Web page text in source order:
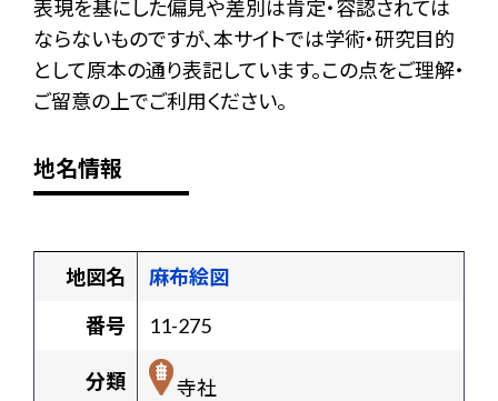
表現を基にした偏見や差別は肯定・容認されては
ならないものですが、本サイトでは学術・研究目的
として原本の通り表記しています。この点をご理解・
ご留意の上でご利用ください。
地名情報
地図名
麻布絵図
番号
11-275
分類
寺社